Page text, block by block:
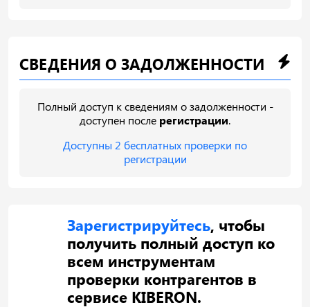
СВЕДЕНИЯ О ЗАДОЛЖЕННОСТИ
Полный доступ к сведениям о задолженности -
доступен после регистрации.
Доступны 2 бесплатных проверки по
регистрации
Зарегистрируйтесь, чтобы
получить полный доступ ко
всем инструментам
проверки контрагентов в
сервисе KIBERON.